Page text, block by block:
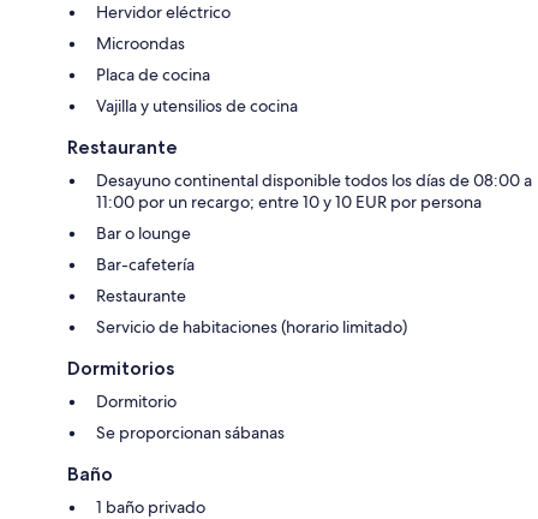
Hervidor eléctrico
Microondas
Placa de cocina
Vajilla y utensilios de cocina
Restaurante
Desayuno continental disponible todos los días de 08:00 a
11:00 por un recargo; entre 10 y 10 EUR por persona
Bar o lounge
Bar-cafetería
Restaurante
Servicio de habitaciones (horario limitado)
Dormitorios
Dormitorio
Se proporcionan sábanas
Baño
1 baño privado